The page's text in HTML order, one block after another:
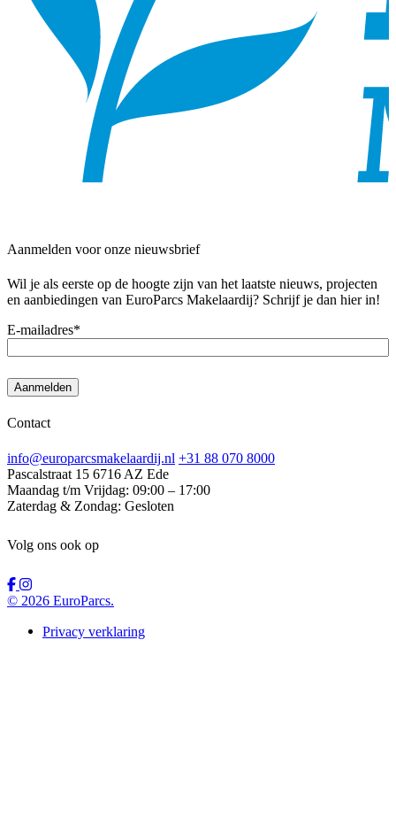
Aanmelden voor onze nieuwsbrief
Wil je als eerste op de hoogte zijn van het laatste nieuws, projecten
en aanbiedingen van EuroParcs Makelaardij? Schrijf je dan hier in!
E-mailadres*
Contact
info@europarcsmakelaardij.nl +31 88 070 8000
Pascalstraat 15 6716 AZ Ede
Maandag t/m Vrijdag: 09:00 – 17:00
Zaterdag & Zondag: Gesloten
Volg ons ook op
© 2026 EuroParcs.
Privacy verklaring